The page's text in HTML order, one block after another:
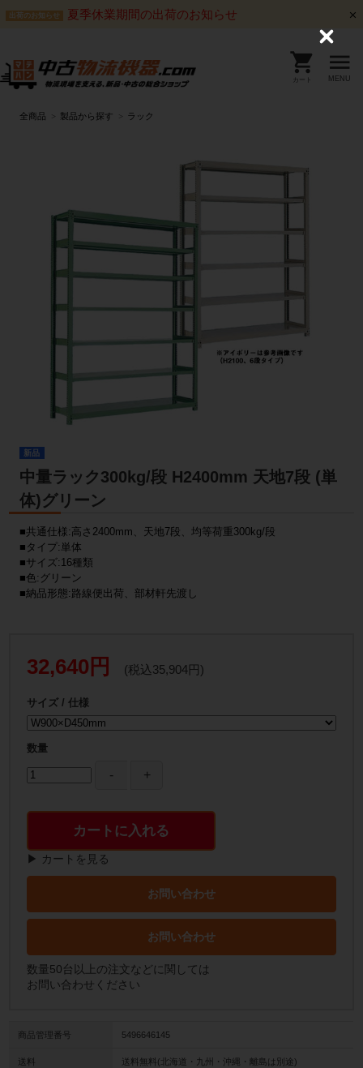
出荷のお知らせ 夏季休業期間の出荷のお知らせ
カート MENU
全商品 製品から探す ラック
新品
中量ラック300kg/段 H2400mm 天地7段 (単
体)グリーン
■共通仕様:高さ2400mm、天地7段、均等荷重300kg/段
■タイプ:単体
■サイズ:16種類
■色:グリーン
■納品形態:路線便出荷、部材軒先渡し
32,640円 (税込35,904円)
サイズ / 仕様
数量
カートに入れる
▶ カートを見る
お問い合わせ
お問い合わせ
数量50台以上の注文などに関しては
お問い合わせください
商品管理番号 5496646145
送料 送料無料(北海道・九州・沖縄・離島は別途)
C
o
s